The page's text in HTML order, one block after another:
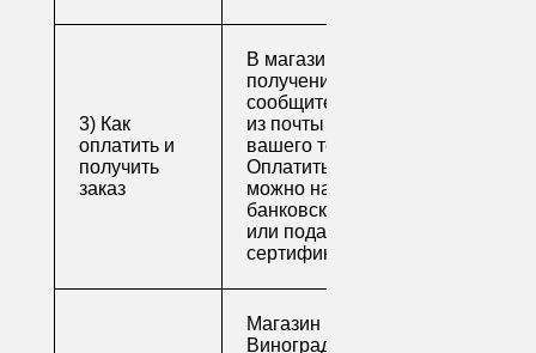
3) Как
оплатить и
получить
заказ
В магазине для
получения заказа
сообщите его номер
из почты или номер
вашего телефона.
Оплатить заказ
можно наличными,
банковской картой
или подарочным
сертификатом.
Магазин напитков
Виноград предлагает